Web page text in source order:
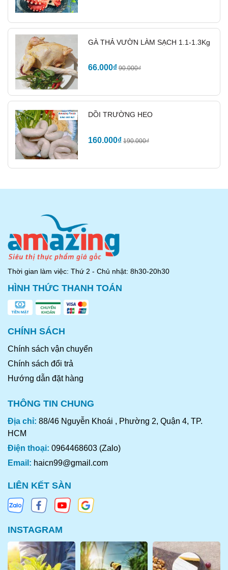
CÁCH CHẾ BIẾN KÊ GÀ HẦM THUỐC
BẮC
HƯỚNG DẪN MUA HÀNG
TOÁN NGAY để mua hàng
Cách 2: Mua hàng trực tiếp tại kho Amazing Foods: 88/46
Nguyễn Khoái, P2, Q4, TPHCM
Cách 3: Đặt ship hàng giao đến nhà qua Hotline: 0964 468
603 (Zalo -Viber)
Mẫu tin nhắn đặt hàng:
GÀ THẢ VƯỜN LÀM SẠCH 1.1-1.3Kg
66.000₫ 90.000₫
DỒI TRƯỜNG HEO
160.000₫ 190.000₫
Thời gian làm việc: Thứ 2 - Chủ nhật: 8h30-20h30
HÌNH THỨC THANH TOÁN
CHÍNH SÁCH
Chính sách vận chuyển
Chính sách đổi trả
Hướng dẫn đặt hàng
THÔNG TIN CHUNG
Địa chỉ: 88/46 Nguyễn Khoái , Phường 2, Quận 4, TP.
HCM
Điện thoại: 0964468603 (Zalo)
Email: haicn99@gmail.com
LIÊN KẾT SÀN
INSTAGRAM